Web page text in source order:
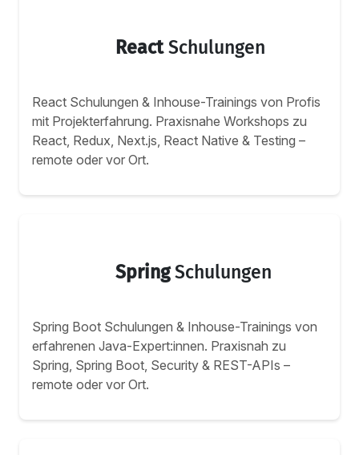
ReactSchulungen
React Schulungen & Inhouse-Trainings von Profis
mit Projekterfahrung. Praxisnahe Workshops zu
React, Redux, Next.js, React Native & Testing –
remote oder vor Ort.
SpringSchulungen
Spring Boot Schulungen & Inhouse-Trainings von
erfahrenen Java-Expert:innen. Praxisnah zu
Spring, Spring Boot, Security & REST-APIs –
remote oder vor Ort.